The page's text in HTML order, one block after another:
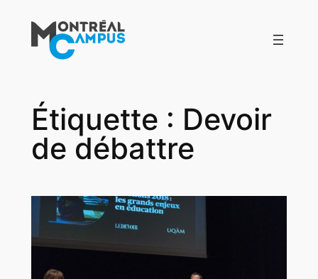
contenu
Étiquette : Devoir
de débattre